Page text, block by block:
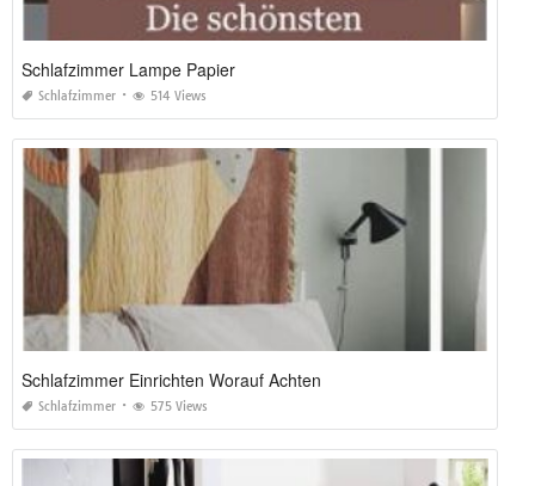
Schlafzimmer Lampe Papier
Schlafzimmer 514 Views
Schlafzimmer Einrichten Worauf Achten
Schlafzimmer 575 Views